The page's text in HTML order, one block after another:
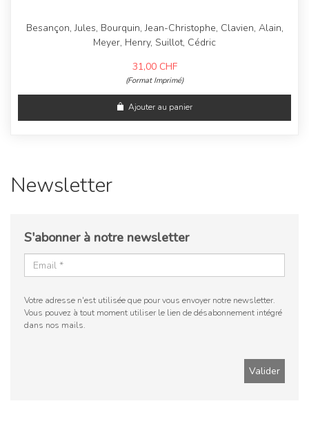
Besançon, Jules, Bourquin, Jean-Christophe, Clavien, Alain,
Meyer, Henry, Suillot, Cédric
31,00 CHF
(Format Imprimé)
Ajouter au panier
Newsletter
S'abonner à notre newsletter
Votre adresse n'est utilisée que pour vous envoyer notre newsletter.
Vous pouvez à tout moment utiliser le lien de désabonnement intégré
dans nos mails.